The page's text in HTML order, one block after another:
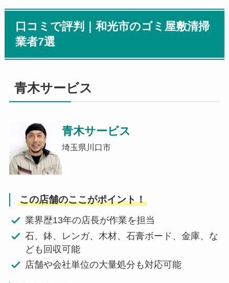
口コミで評判｜和光市のゴミ屋敷清掃
業者7選
青木サービス
青木サービス
埼玉県川口市
この店舗のここがポイント！
業界歴13年の店長が作業を担当
石、鉢、レンガ、木材、石膏ボード、金庫、な
ども回収可能
店舗や会社単位の大量処分も対応可能